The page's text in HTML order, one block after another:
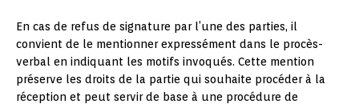
En cas de refus de signature par l’une des parties, il
convient de le mentionner expressément dans le procès-
verbal en indiquant les motifs invoqués. Cette mention
préserve les droits de la partie qui souhaite procéder à la
réception et peut servir de base à une procédure de